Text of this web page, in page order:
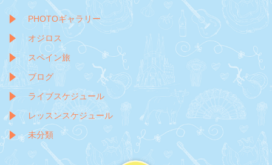
PHOTOギャラリー
オジロス
スペイン旅
ブログ
ライブスケジュール
レッスンスケジュール
未分類